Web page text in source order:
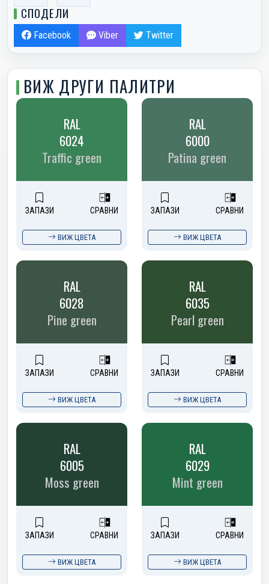
СПОДЕЛИ
Facebook Viber Twitter
ВИЖ ДРУГИ ПАЛИТРИ
RAL
6024
Traffic green
ЗАПАЗИ СРАВНИ
ВИЖ ЦВЕТА
RAL
6000
Patina green
ЗАПАЗИ СРАВНИ
ВИЖ ЦВЕТА
RAL
6028
Pine green
ЗАПАЗИ СРАВНИ
ВИЖ ЦВЕТА
RAL
6035
Pearl green
ЗАПАЗИ СРАВНИ
ВИЖ ЦВЕТА
RAL
6005
Moss green
ЗАПАЗИ СРАВНИ
ВИЖ ЦВЕТА
RAL
6029
Mint green
ЗАПАЗИ СРАВНИ
ВИЖ ЦВЕТА